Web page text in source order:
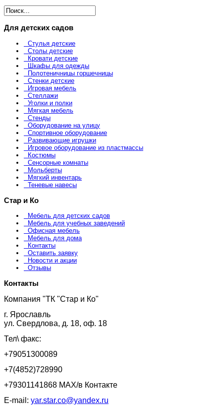
Для детских садов
Стулья детские
Столы детские
Кровати детские
Шкафы для одежды
Полотеничницы горшечницы
Стенки детские
Игровая мебель
Стеллажи
Уголки и полки
Мягкая мебель
Стенды
Оборудование на улицу
Спортивное оборудование
Развивающие игрушки
Игровое оборудование из пластмассы
Костюмы
Сенсорные комнаты
Мольберты
Мягкий инвентарь
Теневые навесы
Стар и Ко
Мебель для детских садов
Мебель для учебных заведений
Офисная мебель
Мебель для дома
Контакты
Оставить заявку
Новости и акции
Отзывы
Контакты
Компания "ТК "Стар и Ко"
г. Ярославль
ул. Свердлова, д. 18, оф. 18
Тел\ факс:
+79051300089
+7(4852)728990
+79301141868 MAX/в Контакте
E-mail: yar.star.co@yandex.ru